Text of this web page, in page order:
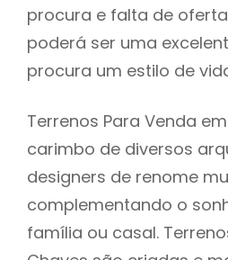
procura e falta de
poderá ser uma
procura um estilo de
Terrenos Para Venda
carimbo de diversos
designers de renome
complementando o
família ou casal.